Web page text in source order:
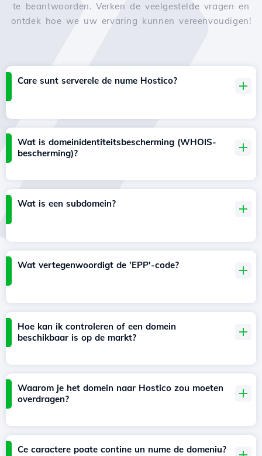
te beantwoorden. Verken de veelgestelde vragen en
ontdek hoe we uw ervaring kunnen vereenvoudigen!
Care sunt serverele de nume Hostico?
Wat is domeinidentiteitsbescherming (WHOIS-
bescherming)?
Wat is een subdomein?
Wat vertegenwoordigt de 'EPP'-code?
Hoe kan ik controleren of een domein
beschikbaar is op de markt?
Waarom je het domein naar Hostico zou moeten
overdragen?
Ce caractere poate contine un nume de domeniu?